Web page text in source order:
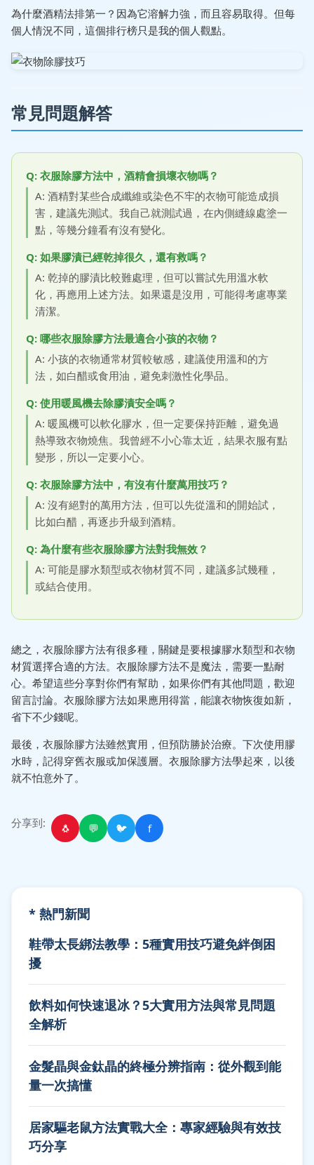
為什麼酒精法排第一？因為它溶解力強，而且容易取得。但每
個人情況不同，這個排行榜只是我的個人觀點。
常見問題解答
Q: 衣服除膠方法中，酒精會損壞衣物嗎？
A: 酒精對某些合成纖維或染色不牢的衣物可能造成損
害，建議先測試。我自己就測試過，在內側縫線處塗一
點，等幾分鐘看有沒有變化。
Q: 如果膠漬已經乾掉很久，還有救嗎？
A: 乾掉的膠漬比較難處理，但可以嘗試先用溫水軟
化，再應用上述方法。如果還是沒用，可能得考慮專業
清潔。
Q: 哪些衣服除膠方法最適合小孩的衣物？
A: 小孩的衣物通常材質較敏感，建議使用溫和的方
法，如白醋或食用油，避免刺激性化學品。
Q: 使用暖風機去除膠漬安全嗎？
A: 暖風機可以軟化膠水，但一定要保持距離，避免過
熱導致衣物燒焦。我曾經不小心靠太近，結果衣服有點
變形，所以一定要小心。
Q: 衣服除膠方法中，有沒有什麼萬用技巧？
A: 沒有絕對的萬用方法，但可以先從溫和的開始試，
比如白醋，再逐步升級到酒精。
Q: 為什麼有些衣服除膠方法對我無效？
A: 可能是膠水類型或衣物材質不同，建議多試幾種，
或結合使用。
總之，衣服除膠方法有很多種，關鍵是要根據膠水類型和衣物
材質選擇合適的方法。衣服除膠方法不是魔法，需要一點耐
心。希望這些分享對你們有幫助，如果你們有其他問題，歡迎
留言討論。衣服除膠方法如果應用得當，能讓衣物恢復如新，
省下不少錢呢。
最後，衣服除膠方法雖然實用，但預防勝於治療。下次使用膠
水時，記得穿舊衣服或加保護層。衣服除膠方法學起來，以後
就不怕意外了。
分享到: 🐧 💬 🐦 f
* 熱門新聞
鞋帶太長綁法教學：5種實用技巧避免絆倒困
擾
飲料如何快速退冰？5大實用方法與常見問題
全解析
金髮晶與金鈦晶的終極分辨指南：從外觀到能
量一次搞懂
居家驅老鼠方法實戰大全：專家經驗與有效技
巧分享